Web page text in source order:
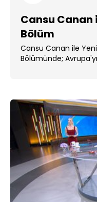
Cansu Canan
Bölüm
Cansu Canan ile
Bölümünde;